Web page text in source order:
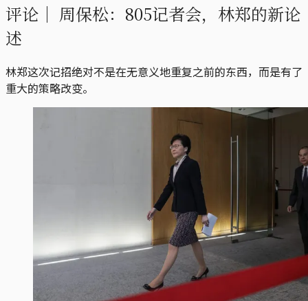
评论｜ 周保松：805记者会，林郑的新论
述
林郑这次记招绝对不是在无意义地重复之前的东西，而是有了
重大的策略改变。